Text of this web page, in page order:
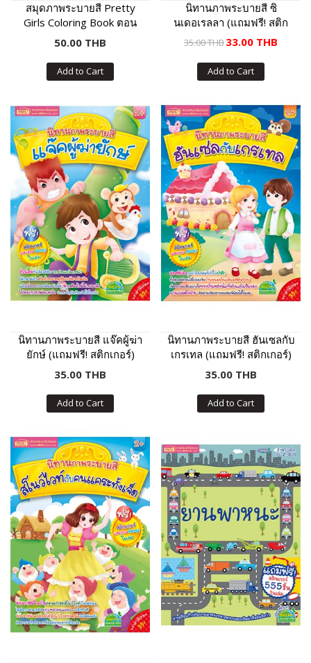
สมุดภาพระบายสี Pretty
Girls Coloring Book ตอน
กิจกรรมนอกบ้าน
50.00 THB
Add to Cart
นิทานภาพระบายสี ซิ
นเดอเรลลา (แถมฟรี! สติก
เกอร์)
35.00 THB33.00 THB
Add to Cart
นิทานภาพระบายสี แจ๊คผู้ฆ่า
ยักษ์ (แถมฟรี! สติกเกอร์)
35.00 THB
Add to Cart
นิทานภาพระบายสี ฮันเซลกับ
เกรเทล (แถมฟรี! สติกเกอร์)
35.00 THB
Add to Cart